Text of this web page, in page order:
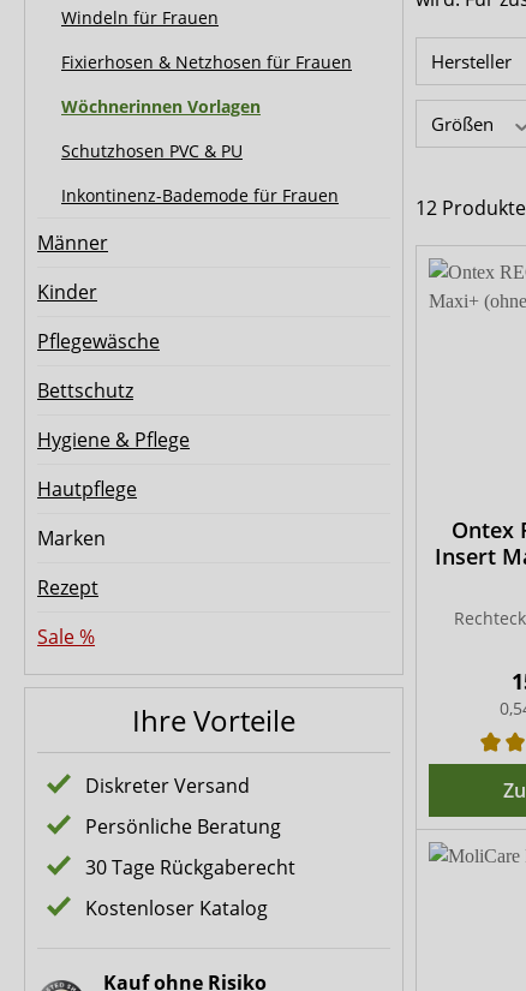
Ultrana
Fresubin
Windeln für Frauen
Fixierhosen & Netzhosen für Frauen
Wöchnerinnen Vorlagen
Schutzhosen PVC & PU
Inkontinenz-Bademode für Frauen
Männer
Kinder
Pflegewäsche
Bettschutz
Hygiene & Pflege
Hautpflege
Marken
Rezept
Sale %
Ihre Vorteile
Diskreter Versand
Persönliche Beratung
30 Tage Rückgaberecht
Kostenloser Katalog
Kauf ohne Risiko
Hersteller
Größen
12 Produkte
Ontex
Insert